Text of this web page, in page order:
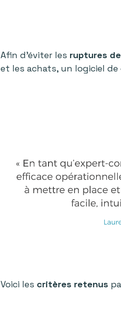
Afin d’éviter les ruptures
et les achats, un logiciel
Voici les critères retenus